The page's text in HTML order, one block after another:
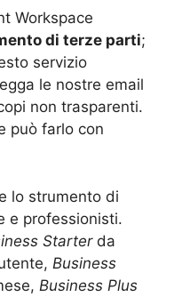
Workspace
di terze parti;
servizio
le nostre email
non trasparenti.
può farlo con
lo strumento di
e professionisti.
Starterda
Business
Business Plus